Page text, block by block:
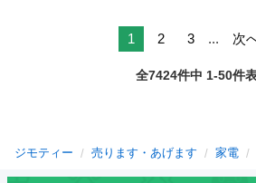
1 2 3 ... 次
全7424件中 1-50件
ジモティー 売ります・あげます 家電